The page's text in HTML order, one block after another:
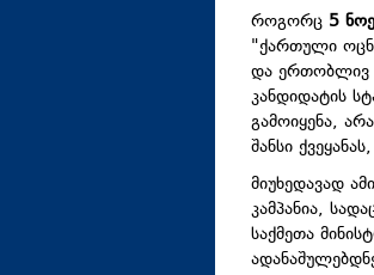
როგორც 5
"ქართული
და ერთობლივ
კანდიდატის
გამოიყენა,
შანსი
მიუხედავად
კამპანია,
საქმეთა